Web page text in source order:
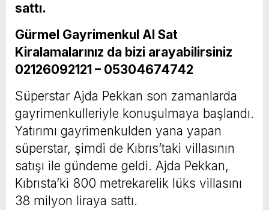
sattı.
Gürmel Gayrimenkul Al Sat
Kiralamalarınız da bizi arayabilirsiniz
02126092121 – 05304674742
Süperstar Ajda Pekkan son zamanlarda
gayrimenkulleriyle konuşulmaya başlandı.
Yatırımı gayrimenkulden yana yapan
süperstar, şimdi de Kıbrıs’taki villasının
satışı ile gündeme geldi. Ajda Pekkan,
Kıbrısta’ki 800 metrekarelik lüks villasını
38 milyon liraya sattı.